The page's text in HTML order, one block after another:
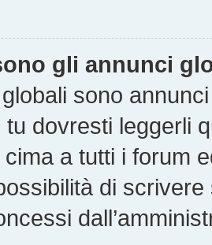
gli annunci
sono
tu dovresti leggerli
a tutti i forum
di